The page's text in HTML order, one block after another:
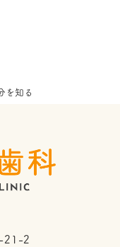
を知る
21-2